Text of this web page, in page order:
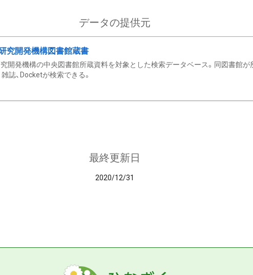
データの提供元
究開発機構図書館蔵書
開発機構の中央図書館所蔵資料を対象とした検索データベース。同図書館が
雑誌、Docketが検索できる。
最終更新日
2020/12/31